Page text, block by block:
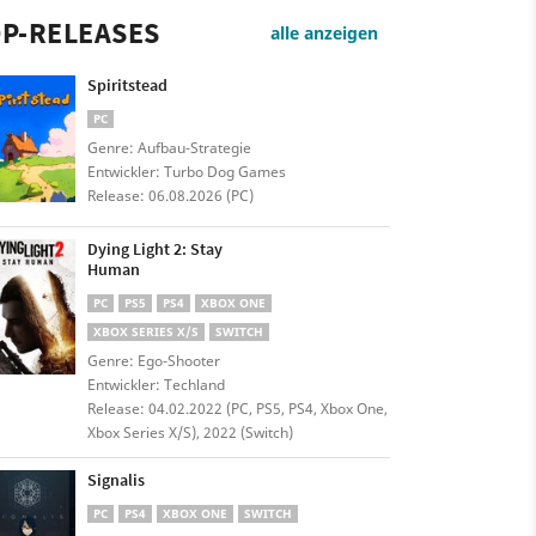
RELEASES alle anzeigen
Spiritstead
PC
Genre: Aufbau-Strategie
Entwickler: Turbo Dog Games
Release: 06.08.2026 (PC)
Dying Light 2: Stay
Human
PC PS5 PS4
XBOX ONE
XBOX SERIES X/S
SWITCH
Genre: Ego-Shooter
Entwickler: Techland
Release: 04.02.2022 (PC, PS5, PS4, Xbox One,
Xbox Series X/S), 2022 (Switch)
Signalis
PC PS4 XBOX ONE SWITCH